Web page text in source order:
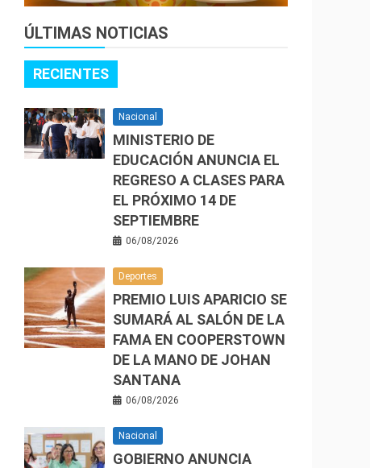
ÚLTIMAS NOTICIAS
RECIENTES
Nacional
MINISTERIO DE
EDUCACIÓN ANUNCIA EL
REGRESO A CLASES PARA
EL PRÓXIMO 14 DE
SEPTIEMBRE
06/08/2026
Deportes
PREMIO LUIS APARICIO SE
SUMARÁ AL SALÓN DE LA
FAMA EN COOPERSTOWN
DE LA MANO DE JOHAN
SANTANA
06/08/2026
Nacional
GOBIERNO ANUNCIA